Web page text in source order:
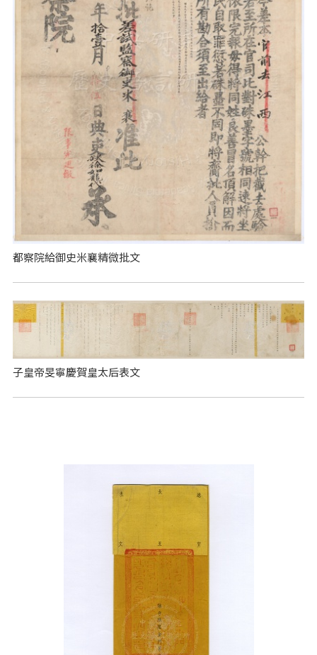
都察院給御史米襄精微批文
子皇帝旻寧慶賀皇太后表文